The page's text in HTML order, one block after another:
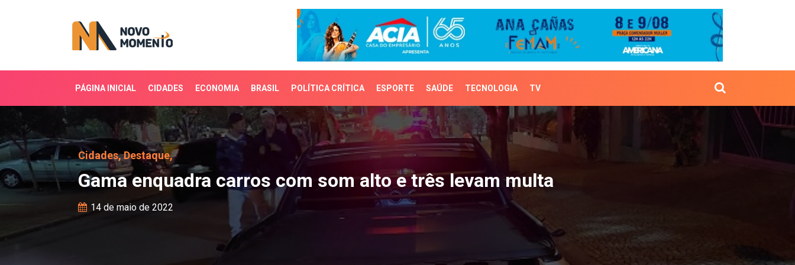
PÁGINA INICIAL CIDADES ECONOMIA BRASIL POLÍTICA CRÍTICA ESPORTE SAÚDE TECNOLOGIA TV
Gama enquadra carros com som alto e três levam multa
Cidades,Destaque,
Gama enquadra carros com som alto e três levam multa
14 de maio de 2022